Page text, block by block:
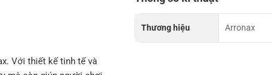
Với thiết kế tinh tế và
Thương hiệu Arronax